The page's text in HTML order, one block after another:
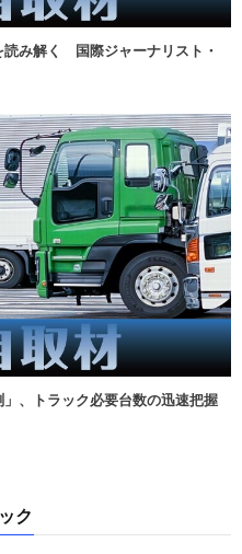
読み解く 国際ジャーナリスト・
」、トラック必要台数の迅速把握
ク